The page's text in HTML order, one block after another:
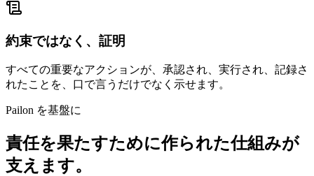
約束ではなく、証明
すべての重要なアクションが、承認され、実行され、記録さ
れたことを、口で言うだけでなく示せます。
Pailon を基盤に
責任を果たすために作られた仕組みが
支えます。